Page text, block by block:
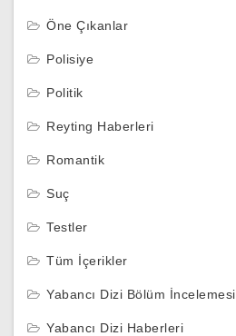
Öne Çıkanlar
Polisiye
Politik
Reyting Haberleri
Romantik
Suç
Testler
Tüm İçerikler
Yabancı Dizi Bölüm İncelemesi
Yabancı Dizi Haberleri